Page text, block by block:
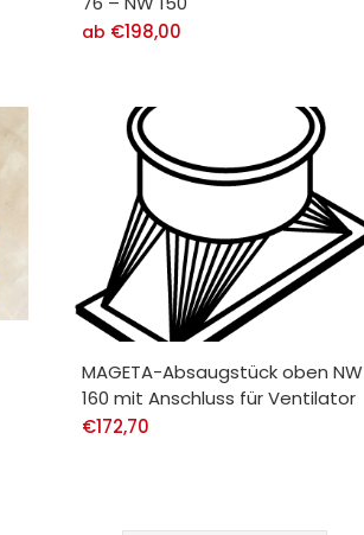
ab €198,00
MAGETA-Absaugstück oben NW
160 mit Anschluss für Ventilator
€172,70